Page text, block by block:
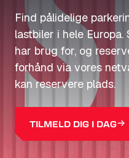
Find pålidelige
lastbiler i hele
har brug for, og
forhånd via vores
kan reservere plads.
TILMELD DIG I DAG